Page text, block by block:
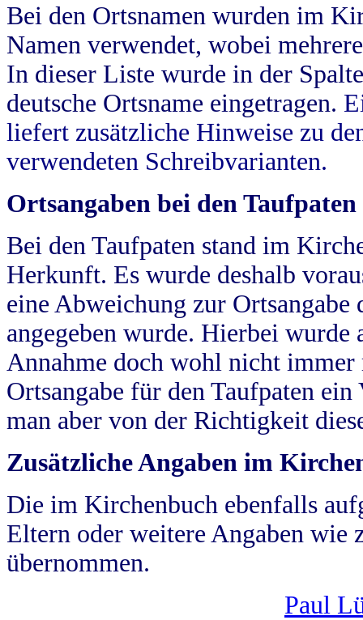
Bei den Ortsnamen wurden im
Namen verwendet, wobei
In dieser Liste wurde in der
deutsche Ortsname eingetragen.
liefert zusätzliche Hinweise zu
verwendeten Schreibvarianten.
Ortsangaben bei den Taufpaten
Bei den Taufpaten stand im
Herkunft. Es wurde deshalb
eine Abweichung zur
angegeben wurde. Hierbei wurde
Annahme doch wohl nicht
Ortsangabe für den Taufpaten
man aber von der Richtigkeit
Zusätzliche Angaben im
Die im Kirchenbuch ebenfalls
Eltern oder weitere Angaben wie
übernommen.
Paul